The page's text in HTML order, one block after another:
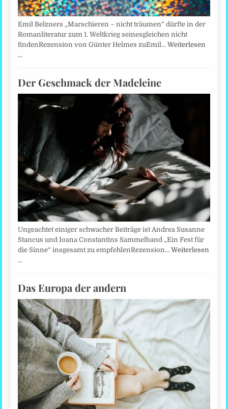
Emil Belzners „Marschieren – nicht träumen“ dürfte in der
Romanliteratur zum 1. Weltkrieg seinesgleichen nicht
findenRezension von Günter Helmes zuEmil…Weiterlesen
…
Der Geschmack der Madeleine
Ungeachtet einiger schwacher Beiträge ist Andrea Susanne
Stancus und Ioana Constantins Sammelband „Ein Fest für
die Sinne“ insgesamt zu empfehlenRezension…Weiterlesen
…
Das Europa der andern